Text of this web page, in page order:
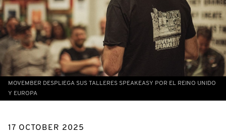
MOVEMBER DESPLIEGA SUS TALLERES SPEAKEASY POR EL REINO UNIDO
Y EUROPA
17 OCTOBER 2025